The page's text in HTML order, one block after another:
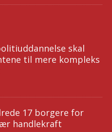
skal
til mere kompleks
17 borgere for
handlekraft